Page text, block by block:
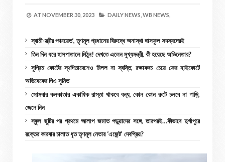
AT NOVEMBER 30, 2023 DAILY NEWS, WB NEWS,
স্বামী-স্ত্রীর পঞ্চায়েত’, তৃণমূল প্রধানের বিরুদ্ধে অনাস্থা ঘাসফুল সদস্যদেরই
তিন দিন ধরে হাসপাতালে মিঠুন! দেখতে এলেন মুখ্যমন্ত্রী, কী হয়েছে অভিনেতার?
সুপ্রিম কোর্টের স্থগিতাদেশেও মিলল না স্বস্তি, রক্ষাকবচ চেয়ে ফের হাইকোর্টে
অভিষেকের পিএ সুমিত
সোমবার কলকাতার একাধিক রাস্তা থাকবে বন্ধ, কোন কোন রুটে চলবে না গাড়ি,
জেনে নিন
স্কুল ছুটির পর প্রথমে আলাপ জমাত পড়ুয়াদের সঙ্গে, তারপরই…কীভাবে দুর্গাপুরে
রক্তের কারবার চালাত ধৃত তৃণমূল নেতার ‘এজেন্ট’ দেবপ্রিয়?